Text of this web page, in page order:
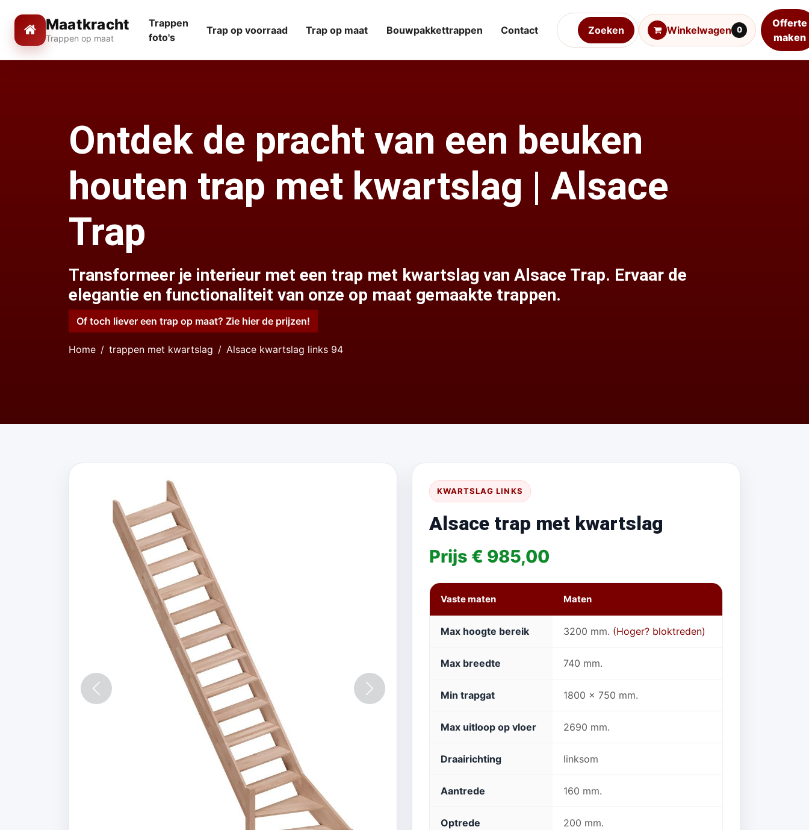
Maatkracht
Trappen op maat
Winkelwagen 0
Offerte
maken
Trappen
foto's
Trap op voorraad Trap op maat Bouwpakkettrappen Contact Zoeken
Ontdek de pracht van een beuken
houten trap met kwartslag | Alsace
Trap
Transformeer je interieur met een trap met kwartslag van Alsace Trap. Ervaar de
elegantie en functionaliteit van onze op maat gemaakte trappen.
Of toch liever een trap op maat? Zie hier de prijzen!
Home trappen met kwartslag Alsace kwartslag links 94
Vorige Volgende
KWARTSLAG LINKS
Alsace trap met kwartslag
Prijs € 985,00
Vaste maten Maten
Max hoogte bereik 3200 mm. (Hoger? bloktreden)
Max breedte 740 mm.
Min trapgat 1800 x 750 mm.
Max uitloop op vloer 2690 mm.
Draairichting linksom
Aantrede 160 mm.
Optrede 200 mm.